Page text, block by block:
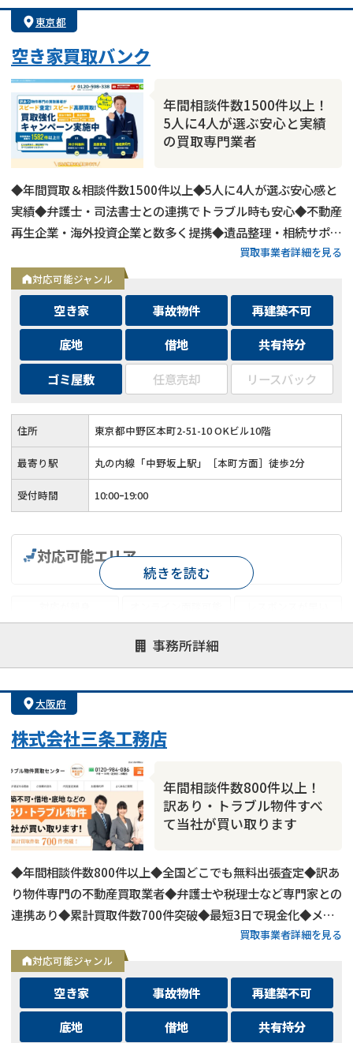
東京都
空き家買取バンク
年間相談件数1500件以上！
5人に4人が選ぶ安心と実績
の買取専門業者
◆年間買取＆相談件数1500件以上◆5人に4人が選ぶ安心感と
実績◆弁護士・司法書士との連携でトラブル時も安心◆不動産
再生企業・海外投資企業と数多く提携◆遺品整理・相続サポー
トも可能◆メールとLINEは24時間相談受付中買取事業者詳細を見る
対応可能ジャンル
空き家 事故物件
再建築不可
底地
借地
共有持分
ゴミ屋敷
任意売却 リースバック
住所 東京都中野区本町2-51-10 OKビル10階
最寄り駅 丸の内線「中野坂上駅」［本町方面］徒歩2分
受付時間 10:00ｰ19:00
事務所詳細
対応可能エリア
士業連携有り
続きを読む
大阪府
株式会社三条工務店
年間相談件数800件以上！
訳あり・トラブル物件すべ
て当社が買い取ります
◆年間相談件数800件以上◆全国どこでも無料出張査定◆訳あ
り物件専門の不動産買取業者◆弁護士や税理士など専門家との
連携あり◆累計買取件数700件突破◆最短3日で現金化◆メー
買取事業者詳細を見る
対応可能ジャンル
空き家 事故物件
再建築不可
底地
借地
共有持分